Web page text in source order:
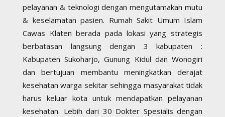
pelayanan & teknologi dengan mengutamakan mutu
& keselamatan pasien. Rumah Sakit Umum Islam
Cawas Klaten berada pada lokasi yang strategis
berbatasan langsung dengan 3 kabupaten :
Kabupaten Sukoharjo, Gunung Kidul dan Wonogiri
dan bertujuan membantu meningkatkan derajat
kesehatan warga sekitar sehingga masyarakat tidak
harus keluar kota untuk mendapatkan pelayanan
kesehatan. Lebih dari 30 Dokter Spesialis dengan